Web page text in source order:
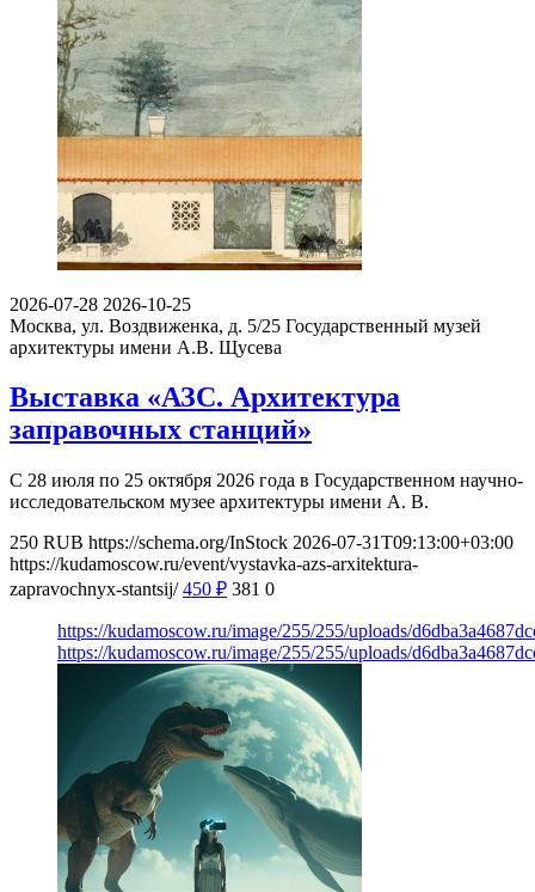
2026-07-28 2026-10-25
Москва, ул. Воздвиженка, д. 5/25 Государственный музей
архитектуры имени А.В. Щусева
Выставка «АЗС. Архитектура
заправочных станций»
С 28 июля по 25 октября 2026 года в Государственном научно-
исследовательском музее архитектуры имени А. В.
250 RUB https://schema.org/InStock 2026-07-31T09:13:00+03:00
https://kudamoscow.ru/event/vystavka-azs-arxitektura-
zapravochnyx-stantsij/ 450 ₽ 381 0
https://kudamoscow.ru/image/255/255/uploads/
https://kudamoscow.ru/image/255/255/uploads/